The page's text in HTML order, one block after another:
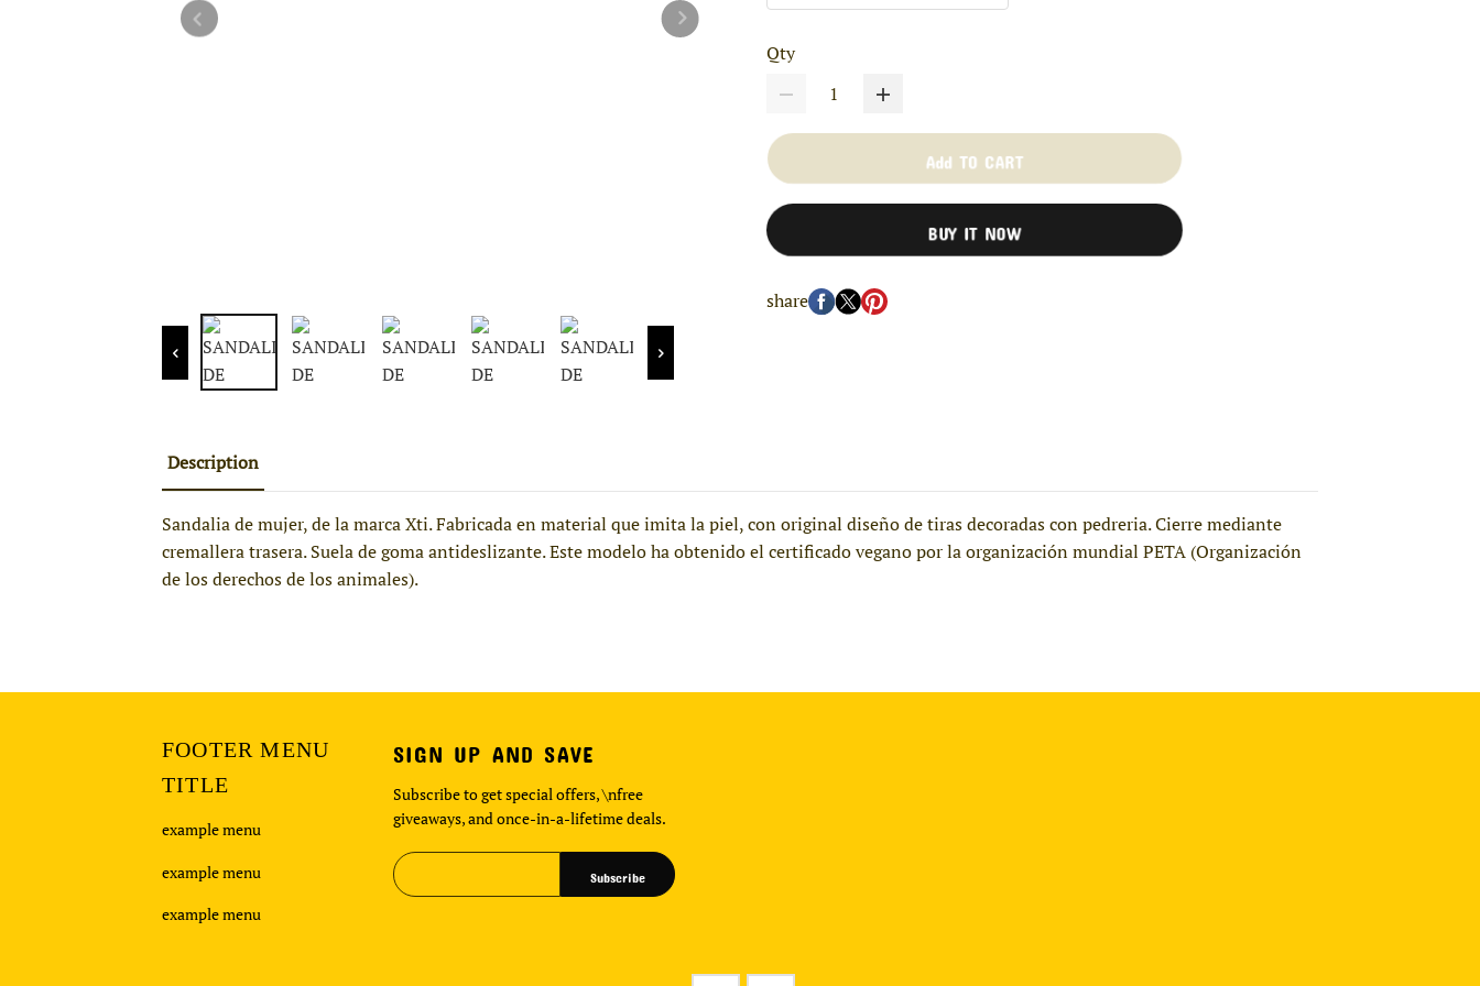
Qty
Add TO CART
BUY IT NOW
share
Description
Sandalia de mujer, de la marca Xti. Fabricada en material que imita la piel, con original diseño de tiras decoradas con pedreria. Cierre mediante
cremallera trasera. Suela de goma antideslizante. Este modelo ha obtenido el certificado vegano por la organización mundial PETA (Organización
de los derechos de los animales).
FOOTER MENU
TITLE
example menu
example menu
example menu
SIGN UP AND SAVE
Subscribe to get special offers, \nfree
giveaways, and once-in-a-lifetime deals.
Subscribe